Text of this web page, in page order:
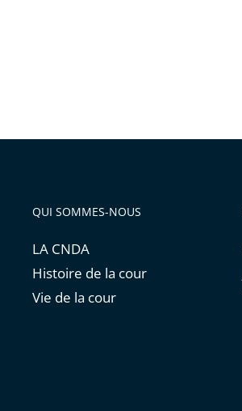
QUI SOMMES-NOUS
LA CNDA
Histoire de la cour
Vie de la cour